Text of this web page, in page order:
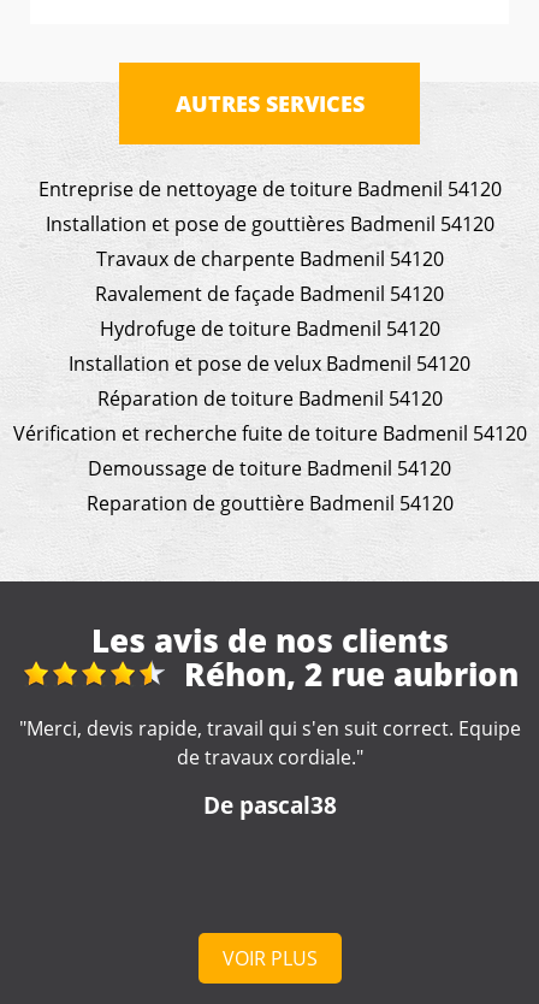
AUTRES SERVICES
Entreprise de nettoyage de toiture Badmenil 54120
Installation et pose de gouttières Badmenil 54120
Travaux de charpente Badmenil 54120
Ravalement de façade Badmenil 54120
Hydrofuge de toiture Badmenil 54120
Installation et pose de velux Badmenil 54120
Réparation de toiture Badmenil 54120
Vérification et recherche fuite de toiture Badmenil 54120
Demoussage de toiture Badmenil 54120
Reparation de gouttière Badmenil 54120
Les avis de nos clients
Réparation et
nettoyage gouttière
"Travail rapide et soigné ???? Seul petit hic ❗️pas je n'ai
pas eu de devis avant le début des travaux❗️"
VOIR PLUS